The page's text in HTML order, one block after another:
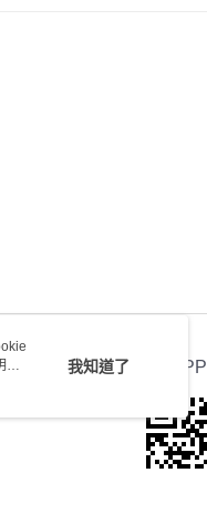
官方APP
使
我知道了